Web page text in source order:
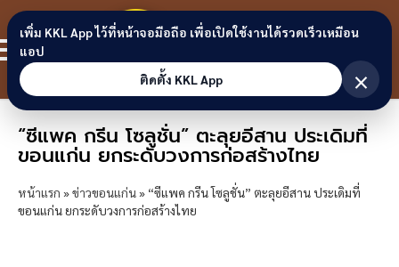
Skip to content
ขอนแก่น
ลิงก์
“ซีแพค กรีน โซลูชั่น” ตะลุยอีสาน ประเดิมที่
ขอนแก่น ยกระดับวงการก่อสร้างไทย
หน้าแรก »ข่าวขอนแก่น» “ซีแพค กรีน โซลูชั่น” ตะลุยอีสาน ประเดิมที่
ขอนแก่น ยกระดับวงการก่อสร้างไทย
เพิ่ม KKL App ไว้ที่หน้าจอมือถือ เพื่อเปิดใช้งานได้รวดเร็วเหมือน
แอป
ติดตั้ง KKL App
×